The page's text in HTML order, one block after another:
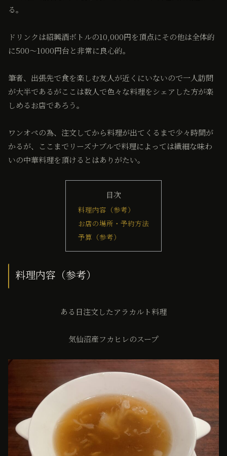
る。
ドリンクは紹興酒ボトルの10,000円を頂点にその他は全体的
に500〜1000円台と非常に良心的。
筆者、出張先で食を楽しむ友人が近くにいないので一人訪問
が大半であるがここは数人で色々な料理をシェアした方が楽
しめるお店であろう。
ワンオペの為、注文してから料理が出てくるまで少々時間が
かるが、ここまでリーズナブルで料理によっては繊細な味わ
いの中華料理を頂けるとはありがたい。
目次
料理内容（参考）
お店の場所・予約方法
予算（参考）
料理内容（参考）
ある日注文したアラカルト料理
気仙沼産フカヒレのスープ